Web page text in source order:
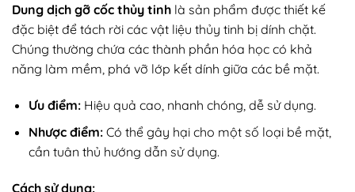
Dung dịch gỡ cốc thủy tinh là sản phẩm được thiết kế
đặc biệt để tách rời các vật liệu thủy tinh bị dính chặt.
Chúng thường chứa các thành phần hóa học có khả
năng làm mềm, phá vỡ lớp kết dính giữa các bề mặt.
Ưu điểm:Hiệu quả cao, nhanh chóng, dễ sử dụng.
Nhược điểm:Có thể gây hại cho một số loại bề mặt,
cần tuân thủ hướng dẫn sử dụng.
Cách sử dụng: